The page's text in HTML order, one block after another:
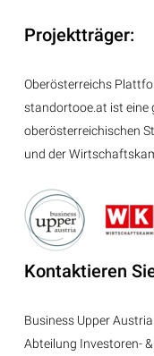
Projektträger:
Oberösterreichs
standortooe.at ist eine
oberösterreichischen
und der
Kontaktieren
Business Upper
Abteilung Investoren-